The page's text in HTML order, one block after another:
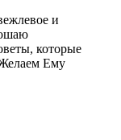
и
которые
Ему